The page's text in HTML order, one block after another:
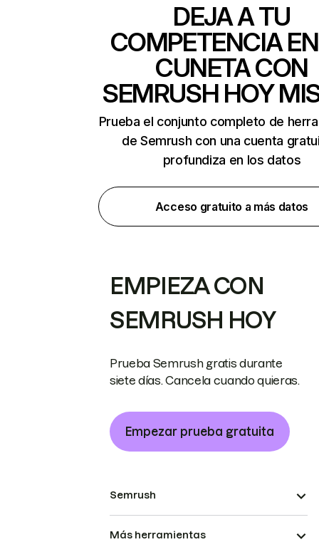
DEJA A TU
COMPETENCIA
CUNETA CON
SEMRUSH HOY
Prueba el conjunto completo de
de Semrush con una cuenta
profundiza en los datos
Acceso gratuito a más datos
EMPIEZA CON
SEMRUSH HOY
Prueba Semrush gratis durante
siete días. Cancela cuando quieras.
Empezar prueba gratuita
Semrush
Más herramientas